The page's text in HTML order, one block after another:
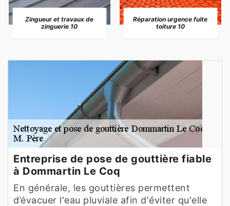
Zingueur et travaux de
zinguerie 10
Réparation urgence fuite
toiture 10
Entreprise de pose de gouttière fiable
à Dommartin Le Coq
En générale, les gouttières permettent
d’évacuer l'eau pluviale afin d'éviter qu'elle